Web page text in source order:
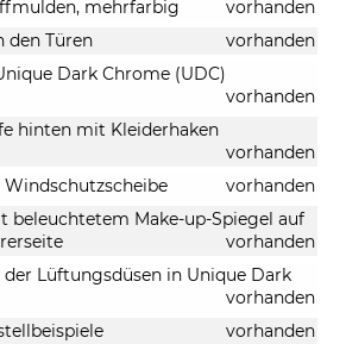
mehrfarbig
vorhanden
den Türen
vorhanden
Dark Chrome (UDC)
vorhanden
hinten mit Kleiderhaken
vorhanden
vorhanden
beleuchtetem Make-up-Spiegel auf
vorhanden
Lüftungsdüsen in Unique Dark
vorhanden
vorhanden